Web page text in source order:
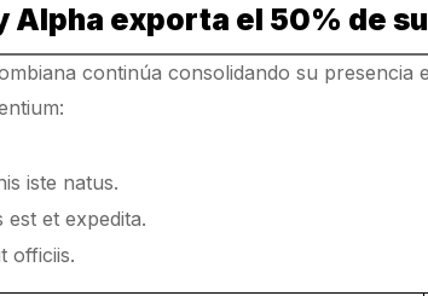
Alpha exporta el 50% de
continúa consolidando su
iste natus.
et expedita.
officiis.